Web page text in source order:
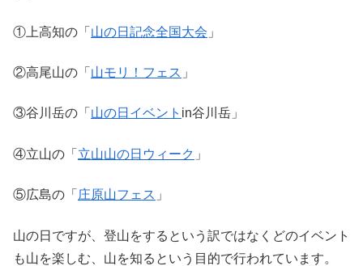
①上高知の「 山の日記念全国大会 」
②高尾山の「 山モリ！フェス 」
③谷川岳の「 山の日イベント in谷川岳」
④立山の「 立山山の日ウィーク 」
⑤広島の「 庄原山フェス 」
山の日ですが、登山をするという訳ではなくどのイベント
も山を楽しむ、山を知るという目的で行われています。